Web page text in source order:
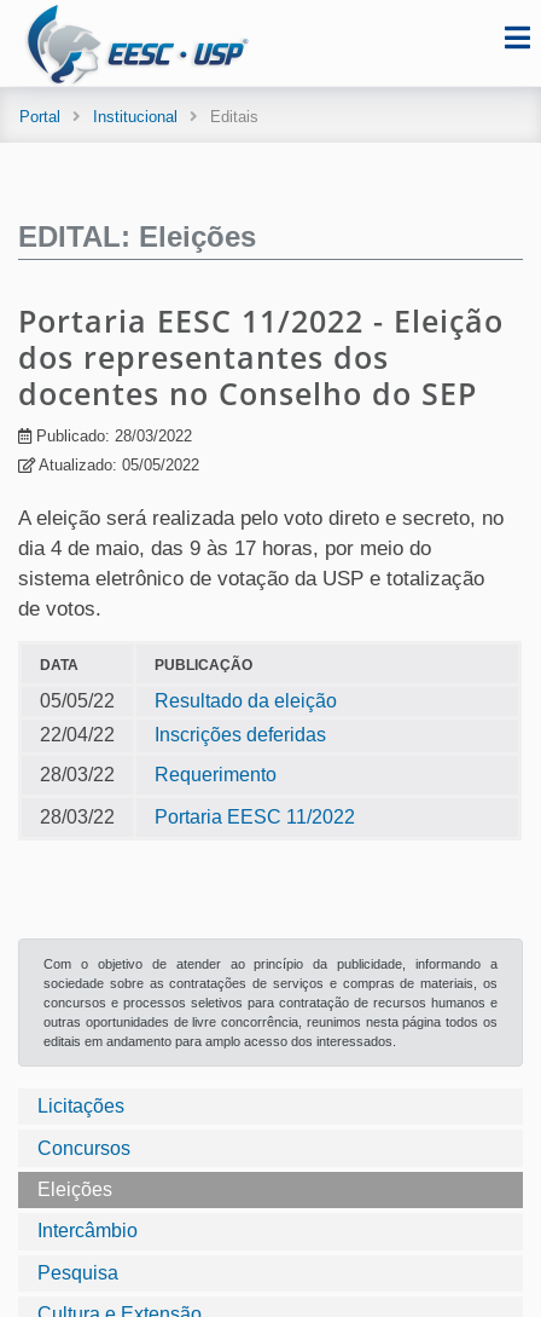
Portal Institucional Editais
Licitações
Concursos
Eleições
Intercâmbio
Pesquisa
EDITAL: Eleições
Portaria EESC 11/2022 - Eleição
dos representantes dos
docentes no Conselho do SEP
Publicado: 28/03/2022
Atualizado: 05/05/2022
A eleição será realizada pelo voto direto e secreto, no
dia 4 de maio, das 9 às 17 horas, por meio do
sistema eletrônico de votação da USP e totalização
de votos.
DATA PUBLICAÇÃO
05/05/22
Resultado da eleição
22/04/22
Inscrições deferidas
28/03/22
Requerimento
28/03/22 Portaria EESC 11/2022
Com o objetivo de atender ao princípio da publicidade, informando a
sociedade sobre as contratações de serviços e compras de materiais, os
concursos e processos seletivos para contratação de recursos humanos e
outras oportunidades de livre concorrência, reunimos nesta página todos os
editais em andamento para amplo acesso dos interessados.